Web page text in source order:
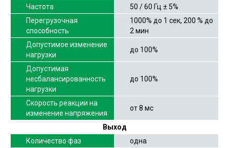
Частота
50 / 60 Гц ± 5%
Перегрузочная
способность
1000% до 1 сек, 200 % до
2 мин
Допустимое изменение
нагрузки
до 100%
Допустимая
несбалансированность
нагрузки
до 100%
Скорость реакции на
изменение напряжения
от 8 мс
Выход
Количество фаз
одна